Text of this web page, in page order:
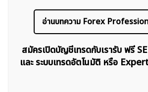
อ่านบทความ Forex
สมัครเปิดบัญชีเทรดกับเรารับ ฟรี
และ ระบบเทรดอัตโนมัติ หรือ